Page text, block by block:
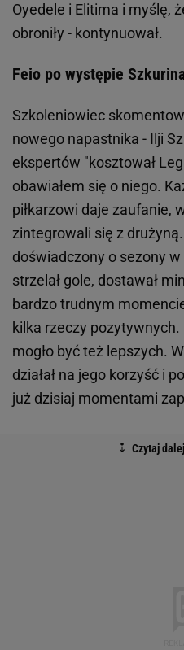
Oyedele i Elitima i myślę,
obroniły - kontynuował.
Feio po występie
Szkoleniowiec
nowego napastnika - Ilji
ekspertów "kosztował
obawiałem się o niego.
piłkarzowi daje zaufanie,
zintegrowali się z
doświadczony o sezony w
strzelał gole, dostawał
bardzo trudnym
kilka rzeczy
mogło być też lepszych.
działał na jego korzyść i
już dzisiaj momentami